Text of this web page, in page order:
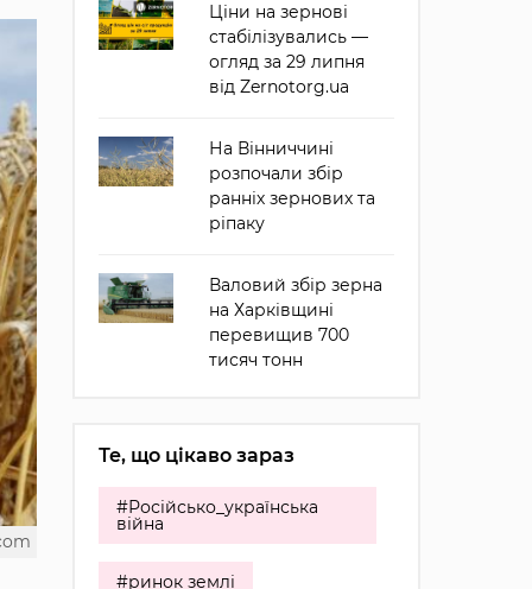
Ціни на зернові
стабілізувались —
огляд за 29 липня
від Zernotorg.ua
На Вінниччині
розпочали збір
ранніх зернових та
ріпаку
Валовий збір зерна
на Харківщині
перевищив 700
тисяч тонн
Те, що цікаво зараз
#Російсько_українська
війна
#ринок землі